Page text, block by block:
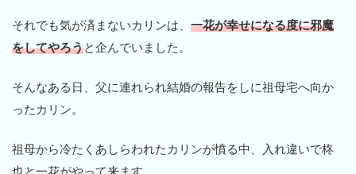
それでも気が済まないカリンは、 一花が幸せになる度に邪魔
をしてやろうと企んでいました。
そんなある日、父に連れられ結婚の報告をしに祖母宅へ向か
ったカリン。
祖母から冷たくあしらわれたカリンが憤る中、入れ違いで柊
也と一花がやって来ます。